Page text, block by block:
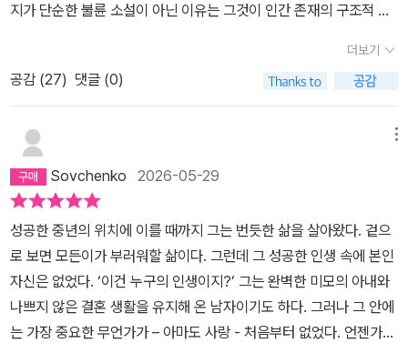
지가 단순한 불륜 소설이 아닌 이유는 그것이 인간 존재의 구조적 문
이 아니다. 오히려 그 반대다. 그런 사람이 왜 이해할 수 없는 파괴적
인 선택을 하는가? 통찰이 변화를 보장하지 않는다는 것, 오히려 어
떤 자기인식은 파멸을 가속화한다는 것. 작가는 그 역설을 소설로 증
명한다.대부분의 금지된 사랑 이야기는 결국 사랑을 낭만화한다. 하
파괴적인지를 보여준다. 등장인물들은 스스로의 삶을 통제할 수 있다
고 믿지만, 실제로는 가장 원초적인 충동에 끌려다닌다. 그 모습이 민
망할 정도로 현실적이다. 무엇보다 인상적인 건 작가의 태도다. 감정
을 미화하지 않는다. 차갑게 관찰할 뿐이다. 그 냉정함 덕분에 작품의
비극성이 더 선명해진다. 쉽게 소비되는 자극적 서사와는 결이 완전
히 다르다.
더보기
공감 (27) 댓글 (0)
Sovchenko 2026-05-29
성공한 중년의 위치에 이를 때까지 그는 번듯한 삶을 살아왔다. 겉으
로 보면 모든이가 부러워할 삶이다. 그런데 그 성공한 인생 속에 본인
자신은 없었다. ‘이건 누구의 인생이지?’ 그는 완벽한 미모의 아내와
나쁘지 않은 결혼 생활을 유지해 온 남자이기도 하다. 그러나 그 안에
는 가장 중요한 무언가가 – 아마도 사랑 - 처음부터 없었다. 언젠가